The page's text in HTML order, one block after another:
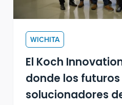
WICHITA
El Koch
donde los futuros
solucionadores